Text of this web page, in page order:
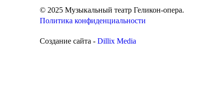
© 2025 Музыкальный театр Геликон-опера.
Политика конфиденциальности
Создание сайта - Dillix Media